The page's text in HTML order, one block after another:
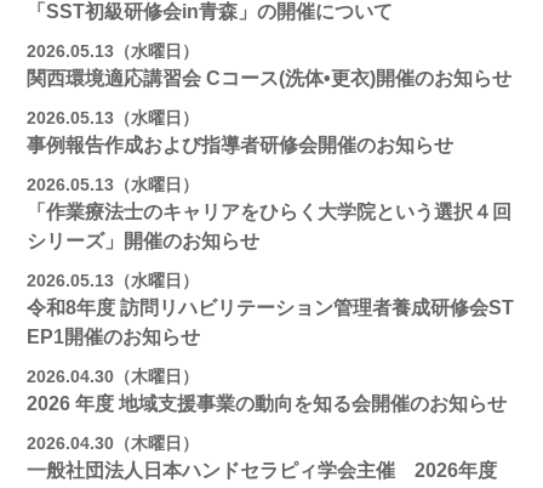
「SST初級研修会in青森」の開催について
2026.05.13（水曜日）
関西環境適応講習会 Cコース(洗体•更衣)開催のお知らせ
2026.05.13（水曜日）
事例報告作成および指導者研修会開催のお知らせ
2026.05.13（水曜日）
「作業療法士のキャリアをひらく大学院という選択４回
シリーズ」開催のお知らせ
2026.05.13（水曜日）
令和8年度 訪問リハビリテーション管理者養成研修会ST
EP1開催のお知らせ
2026.04.30（木曜日）
2026 年度 地域支援事業の動向を知る会開催のお知らせ
2026.04.30（木曜日）
一般社団法人日本ハンドセラピィ学会主催 2026年度